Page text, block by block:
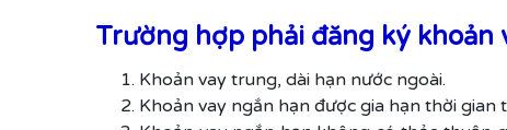
Trường hợp phải đăng ký
Khoản vay trung, dài hạn nước ngoài.
Khoản vay ngắn hạn được gia hạn thời